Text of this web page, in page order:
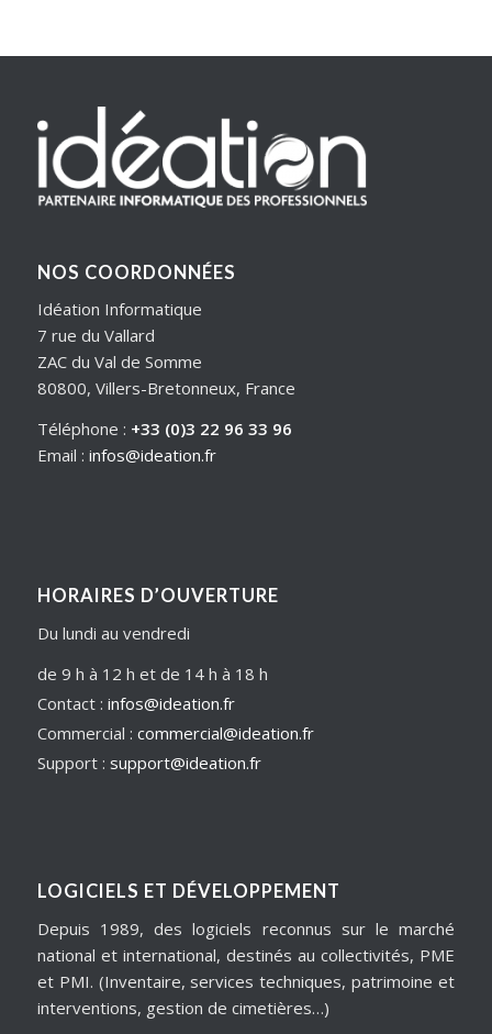
NOS COORDONNÉES
Idéation Informatique
7 rue du Vallard
ZAC du Val de Somme
80800, Villers-Bretonneux, France
Téléphone : +33 (0)3 22 96 33 96
Email : infos@ideation.fr
HORAIRES D’OUVERTURE
Du lundi au vendredi
de 9 h à 12 h et de 14 h à 18 h
Contact : infos@ideation.fr
Commercial : commercial@ideation.fr
Support : support@ideation.fr
LOGICIELS ET DÉVELOPPEMENT
Depuis 1989, des logiciels reconnus sur le marché
national et international, destinés au collectivités, PME
et PMI. (Inventaire, services techniques, patrimoine et
interventions, gestion de cimetières…)